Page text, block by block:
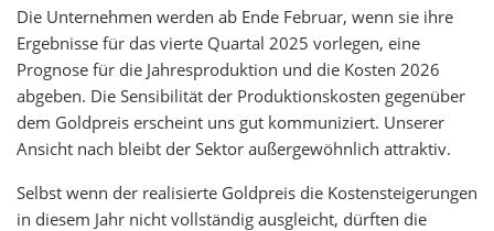
Die Unternehmen werden ab Ende Februar, wenn sie ihre
Ergebnisse für das vierte Quartal 2025 vorlegen, eine
Prognose für die Jahresproduktion und die Kosten 2026
abgeben. Die Sensibilität der Produktionskosten gegenüber
dem Goldpreis erscheint uns gut kommuniziert. Unserer
Ansicht nach bleibt der Sektor außergewöhnlich attraktiv.
Selbst wenn der realisierte Goldpreis die Kostensteigerungen
in diesem Jahr nicht vollständig ausgleicht, dürften die